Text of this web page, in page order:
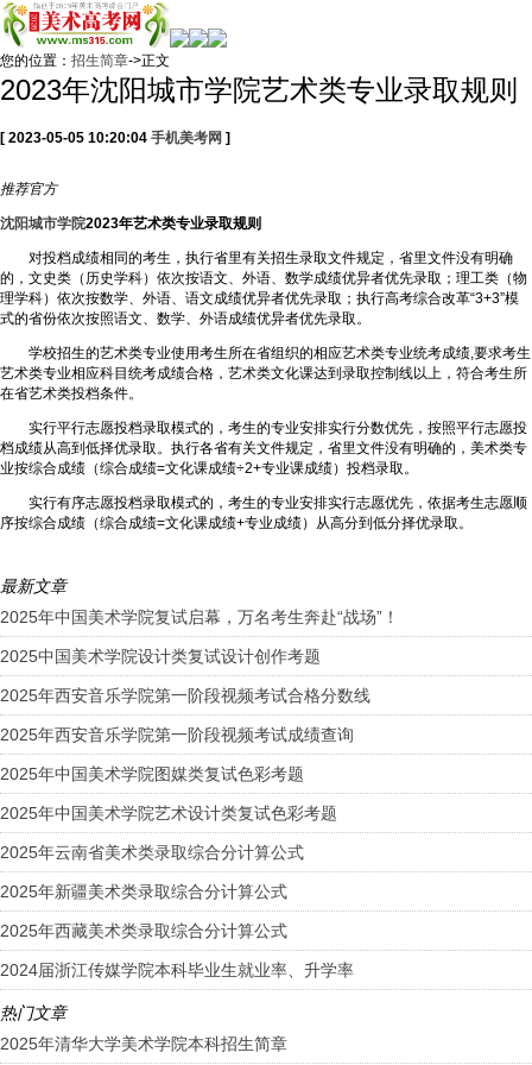
您的位置： 招生简章->正文
2023年沈阳城市学院艺术类专业录取规则
[ 2023-05-05 10:20:04 手机美考网 ]
推荐官方
沈阳城市学院2023年艺术类专业录取规则
对投档成绩相同的考生，执行省里有关招生录取文件规定，省里文件没有明确
的，文史类（历史学科）依次按语文、外语、数学成绩优异者优先录取；理工类（物
理学科）依次按数学、外语、语文成绩优异者优先录取；执行高考综合改革“3+3”模
式的省份依次按照语文、数学、外语成绩优异者优先录取。
学校招生的艺术类专业使用考生所在省组织的相应艺术类专业统考成绩,要求考生
艺术类专业相应科目统考成绩合格，艺术类文化课达到录取控制线以上，符合考生所
在省艺术类投档条件。
实行平行志愿投档录取模式的，考生的专业安排实行分数优先，按照平行志愿投
档成绩从高到低择优录取。执行各省有关文件规定，省里文件没有明确的，美术类专
业按综合成绩（综合成绩=文化课成绩÷2+专业课成绩）投档录取。
实行有序志愿投档录取模式的，考生的专业安排实行志愿优先，依据考生志愿顺
序按综合成绩（综合成绩=文化课成绩+专业成绩）从高分到低分择优录取。
最新文章
2025年中国美术学院复试启幕，万名考生奔赴“战场”！
2025中国美术学院设计类复试设计创作考题
2025年西安音乐学院第一阶段视频考试合格分数线
2025年西安音乐学院第一阶段视频考试成绩查询
2025年中国美术学院图媒类复试色彩考题
2025年中国美术学院艺术设计类复试色彩考题
2025年云南省美术类录取综合分计算公式
2025年新疆美术类录取综合分计算公式
2025年西藏美术类录取综合分计算公式
2024届浙江传媒学院本科毕业生就业率、升学率
热门文章
2025年清华大学美术学院本科招生简章